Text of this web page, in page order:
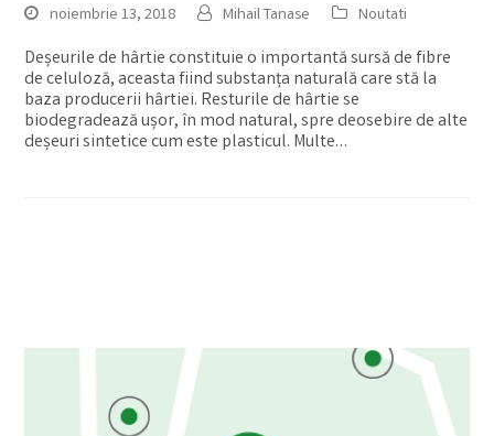
noiembrie 13, 2018 Mihail Tanase Noutati
Deșeurile de hârtie constituie o importantă sursă de fibre
de celuloză, aceasta fiind substanța naturală care stă la
baza producerii hârtiei. Resturile de hârtie se
biodegradează ușor, în mod natural, spre deosebire de alte
deșeuri sintetice cum este plasticul. Multe…